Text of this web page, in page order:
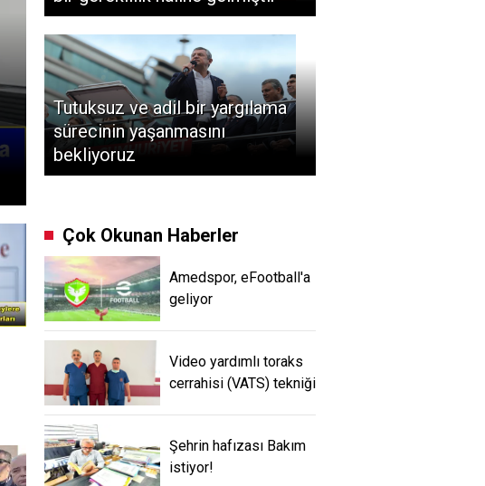
Tutuksuz ve adil bir yargılama
sürecinin yaşanmasını
bekliyoruz
Çok Okunan Haberler
Amedspor, eFootball'a
geliyor
Video yardımlı toraks
cerrahisi (VATS) tekniği
Şehrin hafızası Bakım
istiyor!